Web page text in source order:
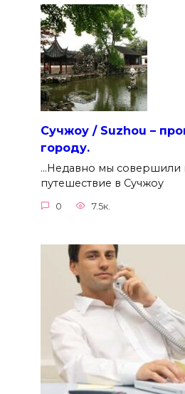
Сучжоу / Suzhou –
городу.
…Недавно мы совершили
путешествие в Сучжоу
0 7.5к.